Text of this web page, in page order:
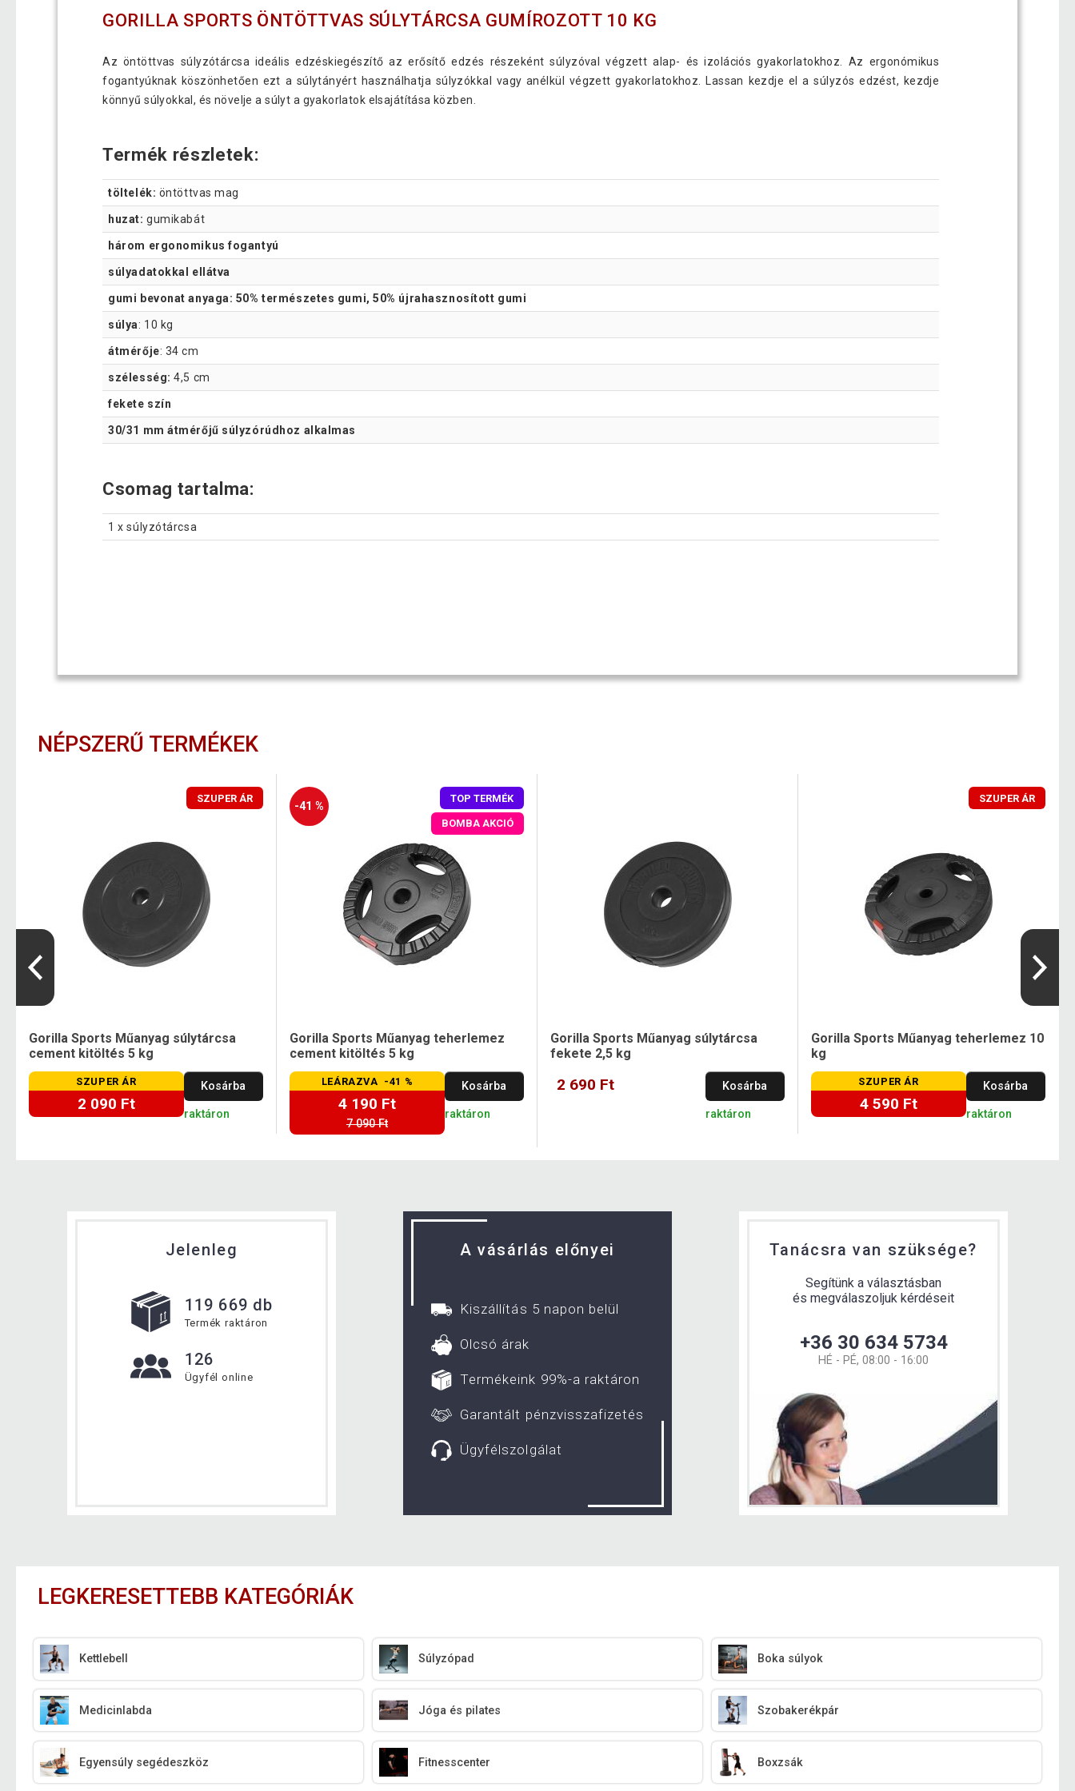
GORILLA SPORTS ÖNTÖTTVAS SÚLYTÁRCSA GUMÍROZOTT 10 KG
Az öntöttvas súlyzótárcsa ideális edzéskiegészítő az erősítő edzés részeként súlyzóval végzett alap- és izolációs gyakorlatokhoz. Az ergonómikus
fogantyúknak köszönhetően ezt a súlytányért használhatja súlyzókkal vagy anélkül végzett gyakorlatokhoz. Lassan kezdje el a súlyzós edzést, kezdje
könnyű súlyokkal, és növelje a súlyt a gyakorlatok elsajátítása közben.
Termék részletek:
töltelék: öntöttvas mag
huzat: gumikabát
három ergonomikus fogantyú
súlyadatokkal ellátva
gumi bevonat anyaga: 50% természetes gumi, 50% újrahasznosított gumi
súlya: 10 kg
átmérője: 34 cm
szélesség: 4,5 cm
fekete szín
30/31 mm átmérőjű súlyzórúdhoz alkalmas
Csomag tartalma:
1 x súlyzótárcsa
NÉPSZERŰ TERMÉKEK
SZUPER ÁR
Gorilla Sports Műanyag súlytárcsa
cement kitöltés 5 kg
SZUPER ÁR
2 090 Ft
Kosárba
raktáron
-41 %
TOP TERMÉK
BOMBA AKCIÓ
Gorilla Sports Műanyag teherlemez
cement kitöltés 5 kg
LEÁRAZVA -41 %
4 190 Ft
7 090 Ft
Kosárba
raktáron
Gorilla Sports Műanyag súlytárcsa
fekete 2,5 kg
2 690 Ft Kosárba
raktáron
SZUPER ÁR
Gorilla Sports Műanyag teherlemez 10
kg
SZUPER ÁR
4 590 Ft
Kosárba
raktáron
Jelenleg
119 669 db
Termék raktáron
126
Ügyfél online
A vásárlás előnyei
Kiszállítás 5 napon belül
Olcsó árak
Termékeink 99%-a raktáron
Garantált pénzvisszafizetés
Ügyfélszolgálat
Tanácsra van szüksége?
Segítünk a választásban
és megválaszoljuk kérdéseit
+36 30 634 5734
HÉ - PÉ, 08:00 - 16:00
LEGKERESETTEBB KATEGÓRIÁK
Kettlebell Súlyzópad Boka súlyok
Medicinlabda Jóga és pilates Szobakerékpár
Egyensúly segédeszköz Fitnesscenter Boxzsák